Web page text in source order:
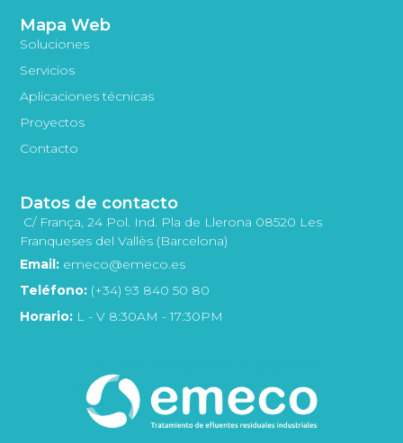
Mapa Web
Soluciones
Servicios
Aplicaciones técnicas
Proyectos
Contacto
Datos de contacto
C/ França, 24 Pol. Ind. Pla de Llerona 08520 Les
Franqueses del Vallès (Barcelona)
Email: emeco@emeco.es
Teléfono: (+34) 93 840 50 80
Horario: L - V 8:30AM - 17:30PM